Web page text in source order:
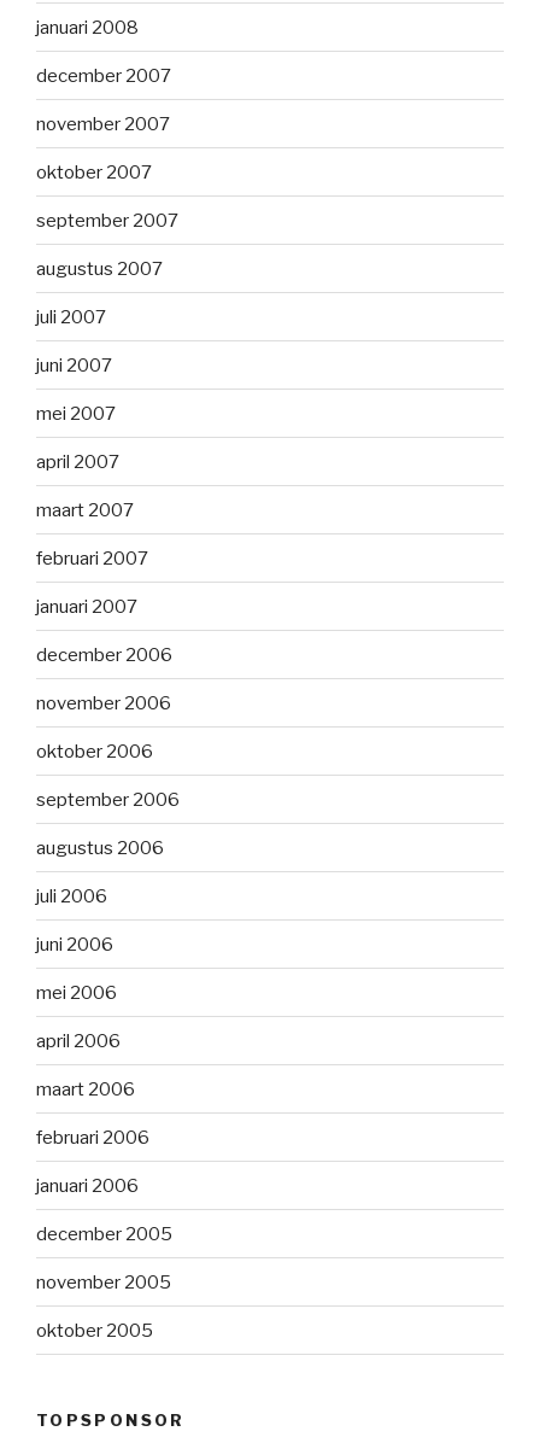
januari 2008
december 2007
november 2007
oktober 2007
september 2007
augustus 2007
juli 2007
juni 2007
mei 2007
april 2007
maart 2007
februari 2007
januari 2007
december 2006
november 2006
oktober 2006
september 2006
augustus 2006
juli 2006
juni 2006
mei 2006
april 2006
maart 2006
februari 2006
januari 2006
december 2005
november 2005
oktober 2005
TOPSPONSOR